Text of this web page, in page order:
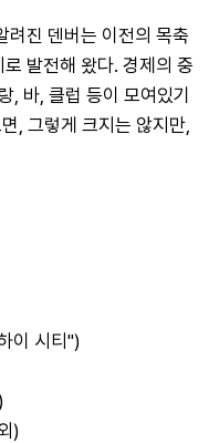
진 덴버는 이전의 목축
발전해 왔다. 경제의 중
, 바, 클럽 등이 모여있기
, 그렇게 크지는 않지만,
이 시티")
)